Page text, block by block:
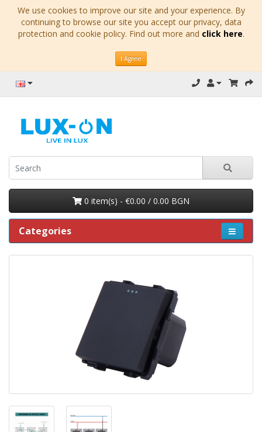
We use cookies to improve our site and your experience. By
continuing to browse our site you accept our privacy, data
protection and cookie policy. Find out more and click here.
I Agree
0 item(s) - €0.00 / 0.00 BGN
Categories